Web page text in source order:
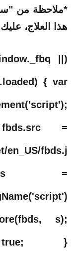
*ملاحظة من
هذا العلاج،
||
{ var
=
en_US/fbds.j
s =
s);
true; }